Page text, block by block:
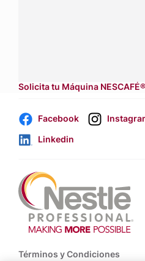
Solicita tu Máquina NESCAFÉ®
Facebook
Linkedin
Footer
Términos y Condiciones